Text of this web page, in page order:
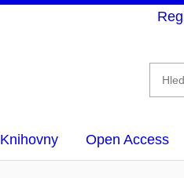
Knihovny Open Access